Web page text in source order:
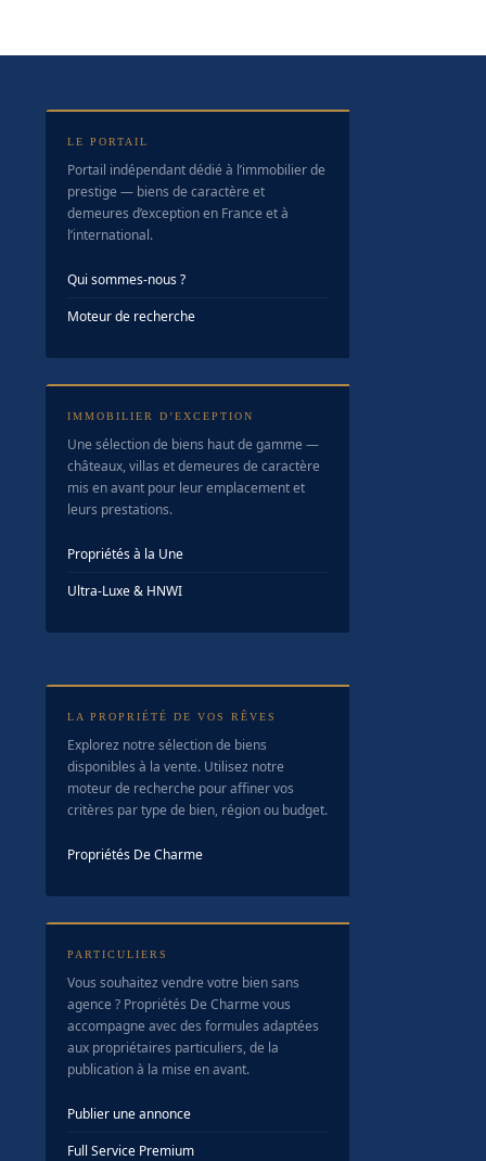
LE PORTAIL
Portail indépendant dédié à l’immobilier de
prestige — biens de caractère et
demeures d’exception en France et à
l’international.
Qui sommes-nous ?
Moteur de recherche
IMMOBILIER D’EXCEPTION
Une sélection de biens haut de gamme —
châteaux, villas et demeures de caractère
mis en avant pour leur emplacement et
leurs prestations.
Propriétés à la Une
Ultra-Luxe & HNWI
LA PROPRIÉTÉ DE VOS RÊVES
Explorez notre sélection de biens
disponibles à la vente. Utilisez notre
moteur de recherche pour affiner vos
critères par type de bien, région ou budget.
Propriétés De Charme
PARTICULIERS
Vous souhaitez vendre votre bien sans
agence ? Propriétés De Charme vous
accompagne avec des formules adaptées
aux propriétaires particuliers, de la
publication à la mise en avant.
Publier une annonce
Full Service Premium